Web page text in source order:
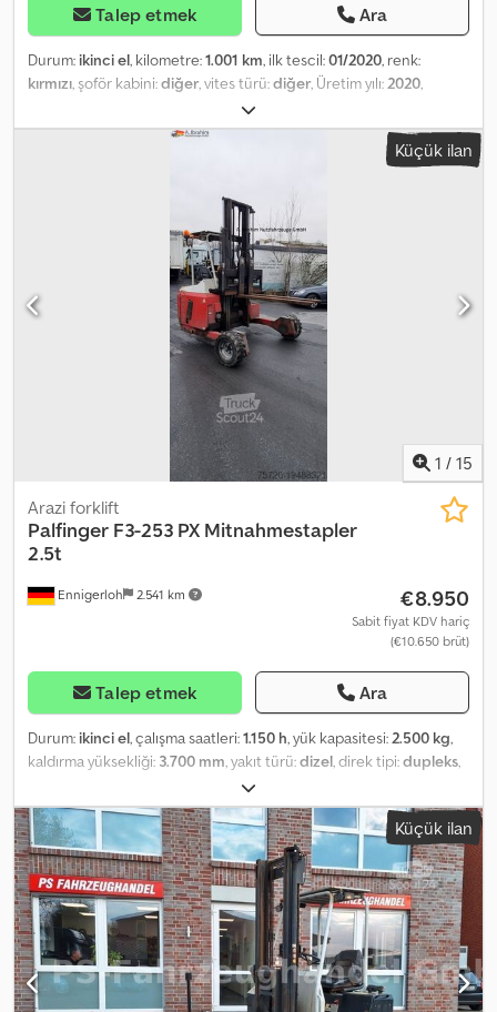
Talep etmek Ara
Durum: ikinci el, kilometre:1.001 km, ilk tescil:01/2020, renk:
kırmızı, şoför kabini:diğer, vites türü:diğer, Üretim yılı:2020,
merkezi kilitleme, vinç, Araç konumu: teslimat
aşamasında / nakil halinde, vinç binanın arkasında, acil durdurma,
cımbız kontrolü, katlanabilir, 2 noktalı hidrolik destek, kablosuz
PK 12.501 SLD5 A, kablosuz uzaktan kumandalı. Yük diyagramı: 3,8 m
- 2900 kg, 5,7 m - 1920 kg, 7,6 m - 1440 kg! Dcodpfx Amezp R Als
Hek Tüm bilgiler, vinç teslimat aşamasında olduğu için bağlayıcı
değildir! AKSESUAR BİLGİLERİ GARANTİ KAPSAMINDA DEĞİLDİR,
değişiklikler, ön satış ve hatalar mahfuzdur!
Küçük ilan
1 / 15
Ennigerloh 2.541 km
Arazi forklift
Palfinger F3-253 PX Mitnahmestapler
2.5t
€8.950
Sabit fiyat KDV hariç
(€10.650 brüt)
Talep etmek Ara
Durum: ikinci el, çalışma saatleri:1.150 h, yük kapasitesi:2.500 kg,
kaldırma yüksekliği: 3.700 mm, yakıt türü:dizel, direk tipi:dupleks,
, vites türü:diğer
1.157 km, ilk tescil:06/2014, süspansiyon:diğer, şoför kabini:diğer,
emisyon sınıfı:hiçbiri, yakıt:dizel, Registration service, inspection
(HU)/safety check (SP)/accident prevention regulation (UVV),
delivery to port Languages: German, Russian, English, Arabic
Truck-mounted forklift Palfinger F3 253 PX 1,153 operating hours
Year of manufacture: 2014 German machine Condition: normal
Single owner Hydraulics are leak-free Fully functional Dcodpjww
Dwbjfx Am Hok Subject to errors and prior sale.
Küçük ilan